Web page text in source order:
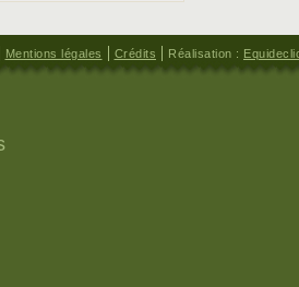
Mentions légales Crédits Réalisation :